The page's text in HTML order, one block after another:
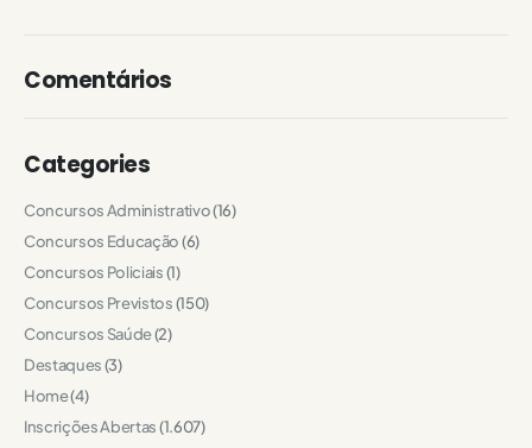
Comentários
Categories
Concursos Administrativo(16)
Concursos Educação(6)
Concursos Policiais(1)
Concursos Previstos(150)
Concursos Saúde(2)
Destaques(3)
Home(4)
Inscrições Abertas(1.607)